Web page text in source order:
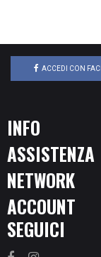
ACCEDI CON
INFO
ASSISTENZA
NETWORK
ACCOUNT
SEGUICI